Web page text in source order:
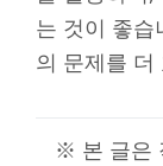
는 것이 좋습
의 문제를 더
※ 본 글은